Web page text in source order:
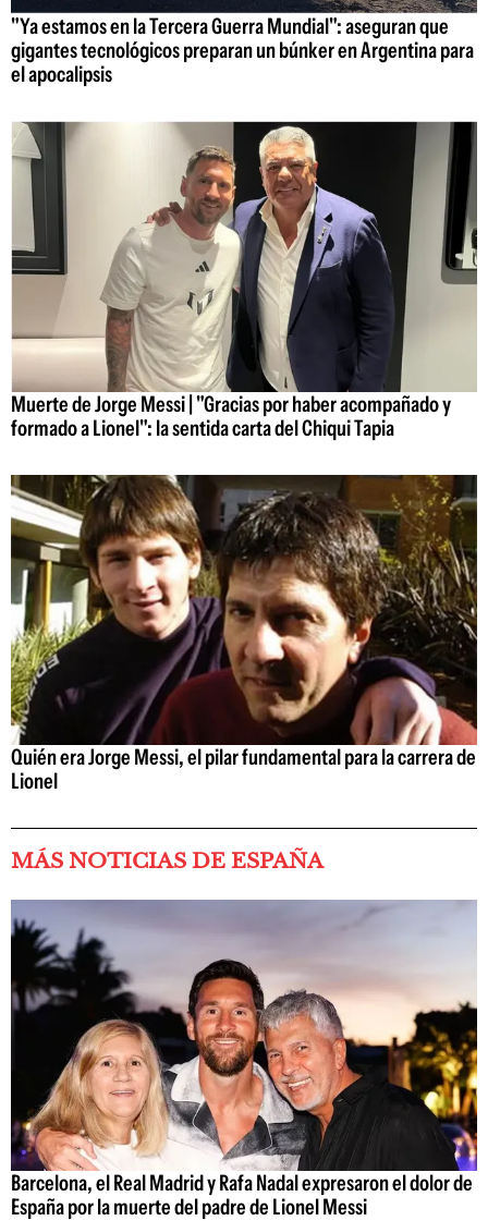
"Ya estamos en la Tercera Guerra Mundial": aseguran que
gigantes tecnológicos preparan un búnker en Argentina para
el apocalipsis
Muerte de Jorge Messi | "Gracias por haber acompañado y
formado a Lionel": la sentida carta del Chiqui Tapia
Quién era Jorge Messi, el pilar fundamental para la carrera de
Lionel
MÁS NOTICIAS DE ESPAÑA
Barcelona, el Real Madrid y Rafa Nadal expresaron el dolor de
España por la muerte del padre de Lionel Messi